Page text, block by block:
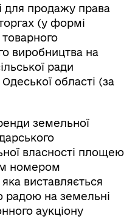
для продажу права
(у формі
виробництва на
ради
області (за
земельної
власності площею
номером
яка виставляється
радою на земельні
аукціону